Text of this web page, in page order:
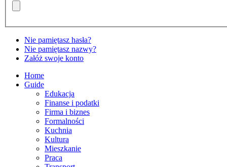
Nie pamiętasz hasła?
Nie pamiętasz nazwy?
Załóż swoje konto
Home
Guide
Edukacja
Finanse i podatki
Firma i biznes
Formalności
Kuchnia
Kultura
Mieszkanie
Praca